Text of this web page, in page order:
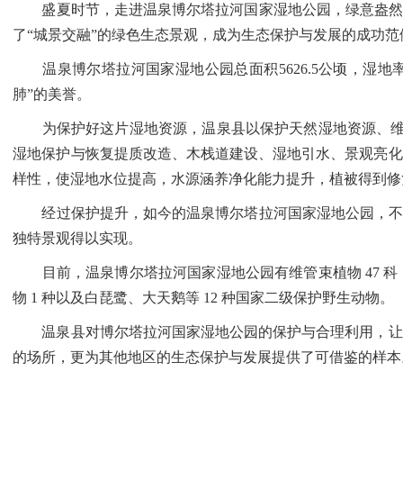
盛夏时节，走进温泉博尔塔拉河国家湿地公园，绿意盎然
了“城景交融”的绿色生态景观，成为生态保护与发展的成功范
温泉博尔塔拉河国家湿地公园总面积5626.5公顷，湿地
肺”的美誉。
为保护好这片湿地资源，温泉县以保护天然湿地资源、维
湿地保护与恢复提质改造、木栈道建设、湿地引水、景观亮
样性，使湿地水位提高，水源涵养净化能力提升，植被得到
经过保护提升，如今的温泉博尔塔拉河国家湿地公园，不
独特景观得以实现。
目前，温泉博尔塔拉河国家湿地公园有维管束植物 47 科
物 1 种以及白琵鹭、大天鹅等 12 种国家二级保护野生动物。
温泉县对博尔塔拉河国家湿地公园的保护与合理利用，让
的场所，更为其他地区的生态保护与发展提供了可借鉴的样